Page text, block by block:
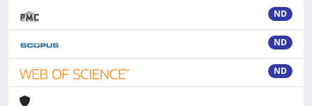
ND
ND
ND